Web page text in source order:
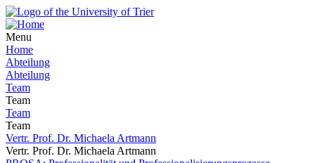
Menu
Home
Abteilung
Abteilung
Team
Team
Team
Team
Vertr. Prof. Dr. Michaela Artmann
Vertr. Prof. Dr. Michaela Artmann